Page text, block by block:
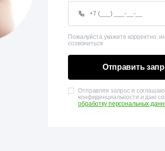
Пожалуйста укажите корректно,
созвониться
Отправить
Отправляя запрос я
конфиденциальности и даю
обработку персональных